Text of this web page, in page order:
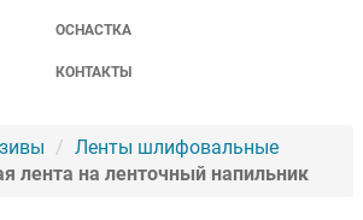
ОСНАСТКА
КОНТАКТЫ
Ленты шлифовальные
лента на ленточный напильник